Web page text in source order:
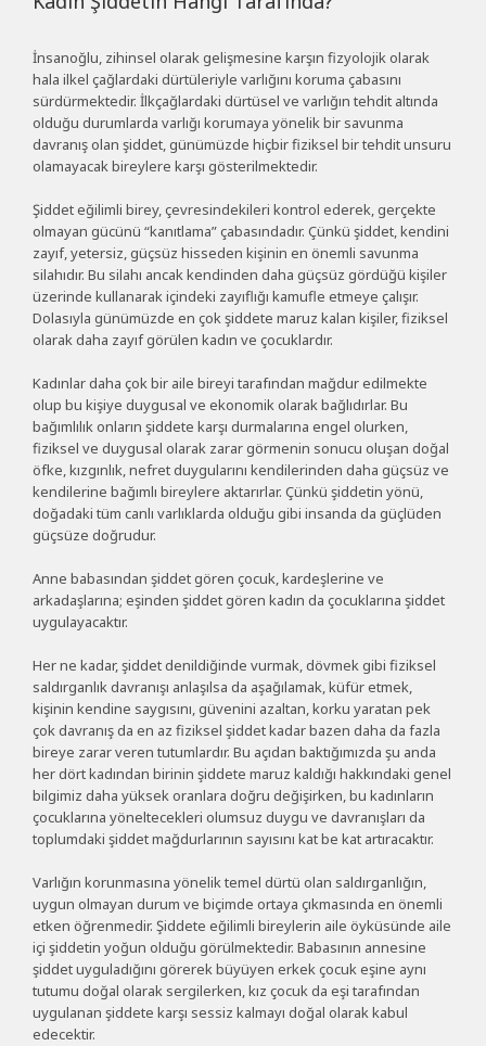
İnsanoğlu, zihinsel olarak gelişmesine karşın fizyolojik olarak
hala ilkel çağlardaki dürtüleriyle varlığını koruma çabasını
sürdürmektedir. İlkçağlardaki dürtüsel ve varlığın tehdit altında
olduğu durumlarda varlığı korumaya yönelik bir savunma
davranış olan şiddet, günümüzde hiçbir fiziksel bir tehdit unsuru
olamayacak bireylere karşı gösterilmektedir.
Şiddet eğilimli birey, çevresindekileri kontrol ederek, gerçekte
olmayan gücünü “kanıtlama” çabasındadır. Çünkü şiddet, kendini
zayıf, yetersiz, güçsüz hisseden kişinin en önemli savunma
silahıdır. Bu silahı ancak kendinden daha güçsüz gördüğü kişiler
üzerinde kullanarak içindeki zayıflığı kamufle etmeye çalışır.
Dolasıyla günümüzde en çok şiddete maruz kalan kişiler, fiziksel
olarak daha zayıf görülen kadın ve çocuklardır.
Kadınlar daha çok bir aile bireyi tarafından mağdur edilmekte
olup bu kişiye duygusal ve ekonomik olarak bağlıdırlar. Bu
bağımlılık onların şiddete karşı durmalarına engel olurken,
fiziksel ve duygusal olarak zarar görmenin sonucu oluşan doğal
öfke, kızgınlık, nefret duygularını kendilerinden daha güçsüz ve
kendilerine bağımlı bireylere aktarırlar. Çünkü şiddetin yönü,
doğadaki tüm canlı varlıklarda olduğu gibi insanda da güçlüden
güçsüze doğrudur.
Anne babasından şiddet gören çocuk, kardeşlerine ve
arkadaşlarına; eşinden şiddet gören kadın da çocuklarına şiddet
uygulayacaktır.
Her ne kadar, şiddet denildiğinde vurmak, dövmek gibi fiziksel
saldırganlık davranışı anlaşılsa da aşağılamak, küfür etmek,
kişinin kendine saygısını, güvenini azaltan, korku yaratan pek
çok davranış da en az fiziksel şiddet kadar bazen daha da fazla
bireye zarar veren tutumlardır. Bu açıdan baktığımızda şu anda
her dört kadından birinin şiddete maruz kaldığı hakkındaki genel
bilgimiz daha yüksek oranlara doğru değişirken, bu kadınların
çocuklarına yöneltecekleri olumsuz duygu ve davranışları da
toplumdaki şiddet mağdurlarının sayısını kat be kat artıracaktır.
Varlığın korunmasına yönelik temel dürtü olan saldırganlığın,
uygun olmayan durum ve biçimde ortaya çıkmasında en önemli
etken öğrenmedir. Şiddete eğilimli bireylerin aile öyküsünde aile
içi şiddetin yoğun olduğu görülmektedir. Babasının annesine
şiddet uyguladığını görerek büyüyen erkek çocuk eşine aynı
tutumu doğal olarak sergilerken, kız çocuk da eşi tarafından
uygulanan şiddete karşı sessiz kalmayı doğal olarak kabul
edecektir.